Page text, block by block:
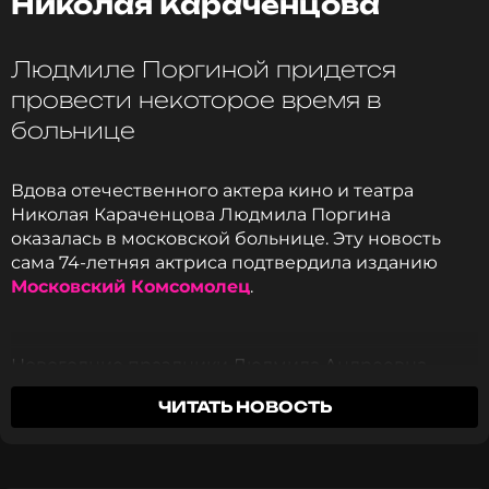
Читайте нас в МАКСе, чтобы
оставаться в курсе событий
ССЫЛКА
Людмиле Поргиной придется
провести некоторое время в
больнице
Вдова отечественного актера кино и театра
Николая Караченцова Людмила Поргина
оказалась в московской больнице. Эту новость
сама 74-летняя актриса подтвердила изданию
Московский Комсомолец.
Новогодние праздники Людмила Андреевна
провела в Сочи, но по возвращении в Москву
вдруг почувствовала сильную боль в колене.
ЧИТАТЬ НОВОСТЬ